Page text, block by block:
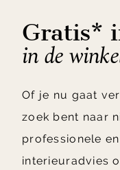
Gratis*
in de
Of je nu gaat
zoek bent naar
professionele
interieuradvies